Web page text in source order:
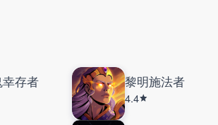
存者 黎明施法者
4.4